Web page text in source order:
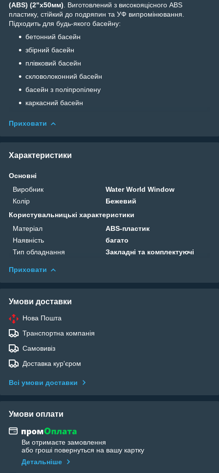
(ABS) (2"x50мм) . Виготовлений з високояцісного ABS
пластику, стійкий до подряпин та УФ випромінювання.
Підходить для будь-якого басейну:
бетонний басейн
збірний басейн
плівковий басейн
скловолоконний басейн
басейн з поліпропілену
каркасний басейн
Приховати
Характеристики
Основні
Виробник
Water World Window
Колір
Бежевий
Користувальницькі характеристики
Матеріал
ABS-пластик
Наявність
багато
Тип обладнання
Закладні та комплектуючі
Приховати
Умови доставки
Нова Пошта
Транспортна компанія
Самовивіз
Доставка кур'єром
Всі умови доставки
Умови оплати
Ви отримаєте замовлення
або гроші повернуться на вашу картку
Детальніше